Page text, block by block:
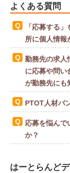
よくある質問
「応募する
所に個人情報
勤務先の求人
に応募や問い
が勤務先にも
PTOT人材バ
応募を悩んで
か？
はーとらんど